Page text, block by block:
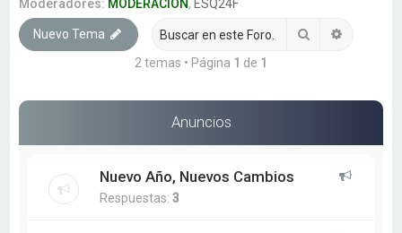
Moderadores: MODERACION, ESQ24F
Nuevo Tema Buscar
2 temas • Página 1 de 1
Anuncios
Nuevo Año, Nuevos Cambios
Respuestas:3